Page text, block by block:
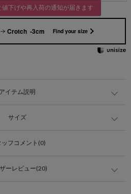
下げや再入荷の通知が届きます
Crotch -3cm Find your size
アイテム説明
サイズ
ッフコメント(0)
ーレビュー(20)